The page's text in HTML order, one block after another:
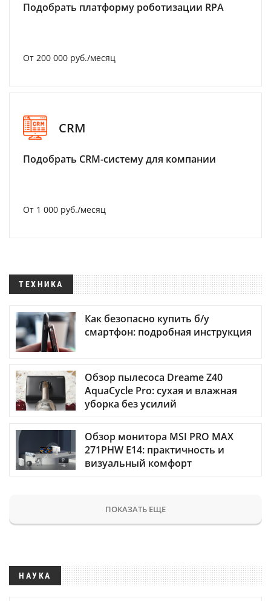
Подобрать платформу роботизации RPA
От 200 000 руб./месяц
CRM
Подобрать CRM-систему для компании
От 1 000 руб./месяц
ТЕХНИКА
Как безопасно купить б/у
смартфон: подробная инструкция
Обзор пылесоса Dreame Z40
AquaCycle Pro: сухая и влажная
уборка без усилий
Обзор монитора MSI PRO MAX
271PHW E14: практичность и
визуальный комфорт
ПОКАЗАТЬ ЕЩЕ
НАУКА